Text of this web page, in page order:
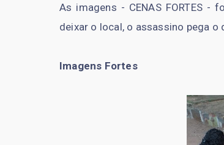
As imagens - CENAS FORTES
deixar o local, o assassino pega o
Imagens Fortes